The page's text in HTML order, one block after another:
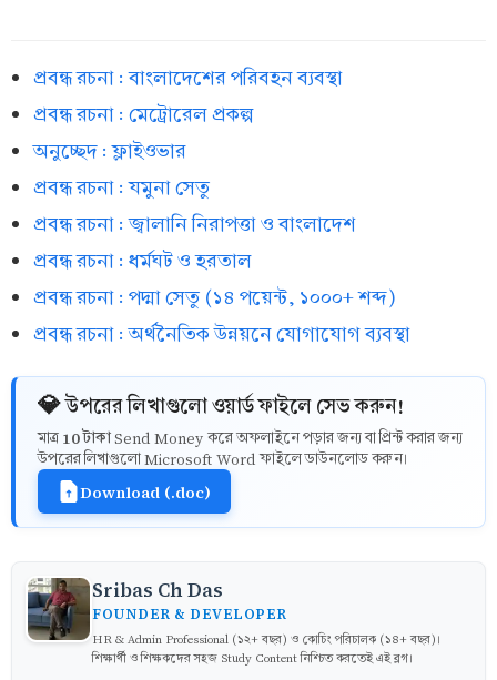
প্রবন্ধ রচনা : বাংলাদেশের পরিবহন ব্যবস্থা
প্রবন্ধ রচনা : মেট্রোরেল প্রকল্প
অনুচ্ছেদ : ফ্লাইওভার
প্রবন্ধ রচনা : যমুনা সেতু
প্রবন্ধ রচনা : জ্বালানি নিরাপত্তা ও বাংলাদেশ
প্রবন্ধ রচনা : ধর্মঘট ও হরতাল
প্রবন্ধ রচনা : পদ্মা সেতু (১৪ পয়েন্ট, ১০০০+ শব্দ)
প্রবন্ধ রচনা : অর্থনৈতিক উন্নয়নে যোগাযোগ ব্যবস্থা
💎 উপরের লিখাগুলো ওয়ার্ড ফাইলে সেভ করুন!
মাত্র 10 টাকাSend Money করে অফলাইনে পড়ার জন্য বা প্রিন্ট করার জন্য
উপরের লিখাগুলো Microsoft Word ফাইলে ডাউনলোড করুন।
Download (.doc)
Sribas Ch Das
FOUNDER & DEVELOPER
HR & Admin Professional (১২+ বছর) ও কোচিং পরিচালক (১৪+ বছর)।
শিক্ষার্থী ও শিক্ষকদের সহজ Study Content নিশ্চিত করতেই এই ব্লগ।